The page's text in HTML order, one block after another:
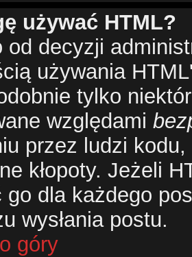
używać HTML?
od decyzji
używania
tylko
względami
przez ludzi
kłopoty. Jeżeli
go dla każdego
wysłania postu.
góry